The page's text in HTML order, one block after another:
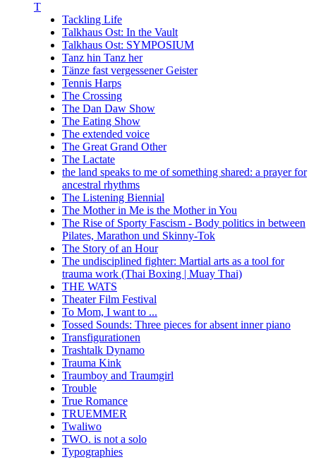
T
Tackling Life
Talkhaus Ost: In the Vault
Talkhaus Ost: SYMPOSIUM
Tanz hin Tanz her
Tänze fast vergessener Geister
Tennis Harps
The Crossing
The Dan Daw Show
The Eating Show
The extended voice
The Great Grand Other
The Lactate
the land speaks to me of something shared: a prayer for
ancestral rhythms
The Listening Biennial
The Mother in Me is the Mother in You
The Rise of Sporty Fascism - Body politics in between
Pilates, Marathon und Skinny-Tok
The Story of an Hour
The undisciplined fighter: Martial arts as a tool for
trauma work (Thai Boxing | Muay Thai)
THE WATS
Theater Film Festival
To Mom, I want to ...
Tossed Sounds: Three pieces for absent inner piano
Transfigurationen
Trashtalk Dynamo
Trauma Kink
Traumboy and Traumgirl
Trouble
True Romance
TRUEMMER
Twaliwo
TWO. is not a solo
Typographies